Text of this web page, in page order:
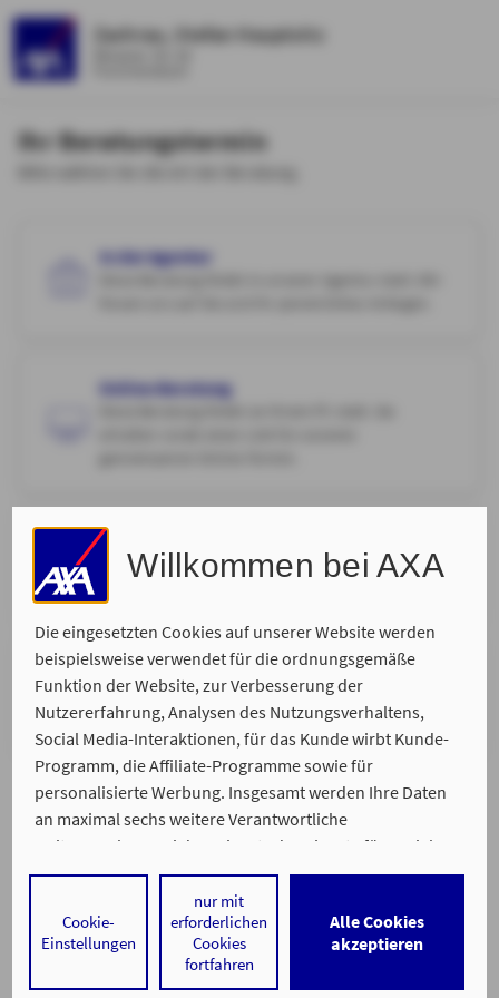
Willkommen bei AXA
Die eingesetzten Cookies auf unserer Website werden
beispielsweise verwendet für die ordnungsgemäße
Funktion der Website, zur Verbesserung der
Nutzererfahrung, Analysen des Nutzungsverhaltens,
Social Media-Interaktionen, für das Kunde wirbt Kunde-
Programm, die Affiliate-Programme sowie für
personalisierte Werbung. Insgesamt werden Ihre Daten
an maximal sechs weitere Verantwortliche
weitergegeben. Bei dem Einsatz der Dienste für Social
Media-Interaktionen und personalisierte Werbung
werden regelmäßig durch den jeweiligen Anbieter
individuelle Profile angelegt und mit Daten von anderen
Webseiten zu umfassenden Nutzungsprofilen von Ihnen
Alle Cookies
akzeptieren
nur mit
erforderlichen
Cookies
fortfahren
Cookie-
Einstellungen
Zachrau, Stefan Hauptsitz
Ihr Beratungstermin
In der Agentur
Online-Beratung
Telefonische Beratung
Wir rufen Sie zurück. Bitte suchen Sie sich Ihren
Telefonischer Rückruf zur Schadenmeldung
Wir rufen Sie zurück. Bitte suchen Sie sich Ihren
Wunschtermin aus, zu dem wir Sie erreichen.
Ein Service von
ImpressumDatenschutz Barrierefreiheit